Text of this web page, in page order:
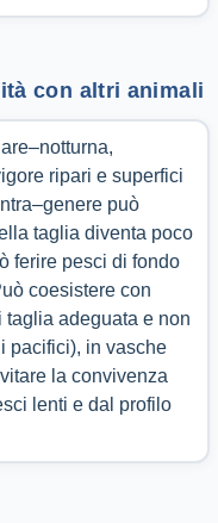
con altri animali
ripari e superfici
può
taglia diventa poco
ferire pesci di fondo
coesistere con
adeguata e non
pacifici), in vasche
la convivenza
lenti e dal profilo